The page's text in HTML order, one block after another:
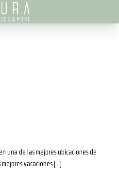
una de las mejores ubicaciones de
vacaciones […]